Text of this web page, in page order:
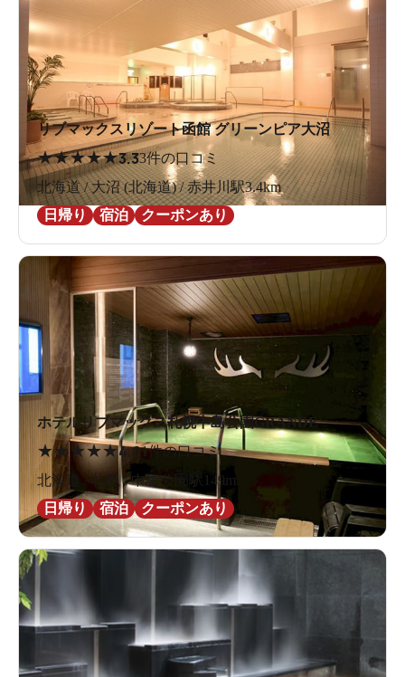
リブマックスリゾート函館 グリーンピア大沼
★★★★★3.33件の口コミ
北海道 / 大沼 (北海道) / 赤井川駅3.4km
日帰り
宿泊 クーポンあり
ホテルリブマックス札幌中島公園GRANDE
★★ ★★★4.01件の口コミ
北海道 / 札幌 / 中島公園駅149m
日帰り
宿泊 クーポンあり